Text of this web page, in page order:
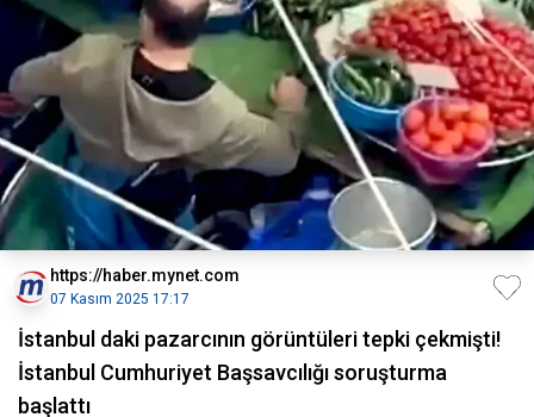
https://haber.mynet.com
07 Kasım 2025 17:17
İstanbul daki pazarcının görüntüleri tepki çekmişti!
İstanbul Cumhuriyet Başsavcılığı soruşturma
başlattı